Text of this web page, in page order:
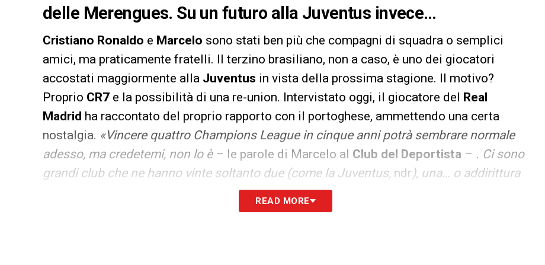
delle Merengues. Su un futuro alla Juventus invece…
Cristiano Ronaldo e Marcelo sono stati ben più che compagni di squadra o semplici
amici, ma praticamente fratelli. Il terzino brasiliano, non a caso, è uno dei giocatori
accostati maggiormente alla Juventus in vista della prossima stagione. Il motivo?
Proprio CR7 e la possibilità di una re-union. Intervistato oggi, il giocatore del Real
Madrid ha raccontato del proprio rapporto con il portoghese, ammettendo una certa
nostalgia. «Vincere quattro Champions League in cinque anni potrà sembrare normale
adesso, ma credetemi, non lo è – le parole di Marcelo al Club del Deportista – . Ci sono
grandi club che ne hanno vinte soltanto due (come la Juventus, ndr ), una… o addirittura
nessuna. Forse qui a Madrid abbiamo dimenticato di quanto sia difficile vincere una
Champions perché abbiamo costruito una squadra forte e stare insieme per tanto
READ MORE